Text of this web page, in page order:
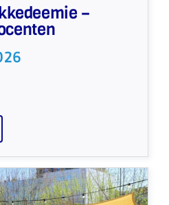
–